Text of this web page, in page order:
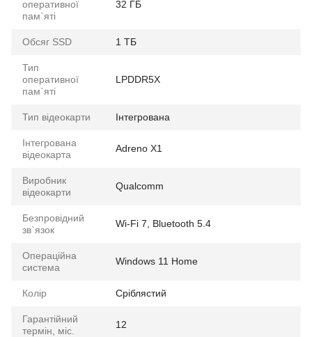
оперативної
пам`яті
32 ГБ
Обсяг SSD 1 ТБ
Тип
оперативної
пам`яті
LPDDR5X
Тип відеокарти Інтегрована
Інтегрована
відеокарта
Adreno X1
Виробник
відеокарти
Qualcomm
Безпровідний
зв`язок
Wi-Fi 7, Bluetooth 5.4
Операційна
система
Windows 11 Home
Колір Сріблястий
Гарантійний
термін, міс.
12